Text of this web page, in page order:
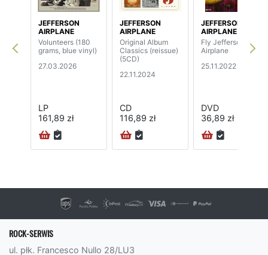
JEFFERSON
AIRPLANE
Volunteers (180
grams, blue vinyl)
27.03.2026
LP
161,89 zł
JEFFERSON
AIRPLANE
Original Album
Classics (reissue)
(5CD)
22.11.2024
CD
116,89 zł
JEFFERSON
AIRPLANE
Fly Jefferson
Airplane
25.11.2022
DVD
36,89 zł
ROCK-SERWIS
ul. płk. Francesco Nullo 28/LU3